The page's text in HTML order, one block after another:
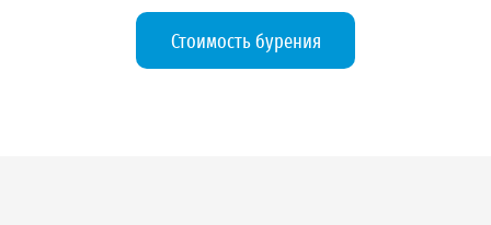
Стоимость бурения